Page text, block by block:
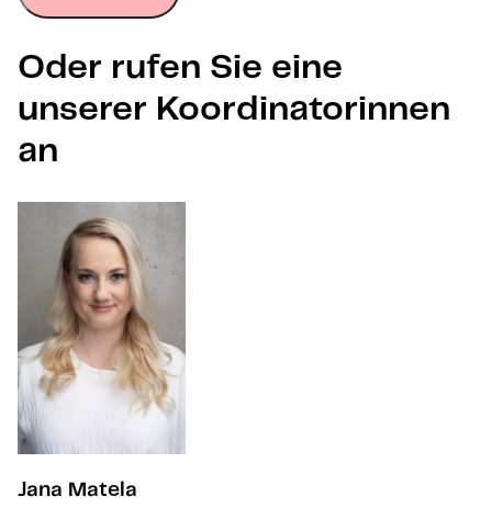
Oder rufen Sie eine
unserer Koordinatorinnen
an
Jana Matela